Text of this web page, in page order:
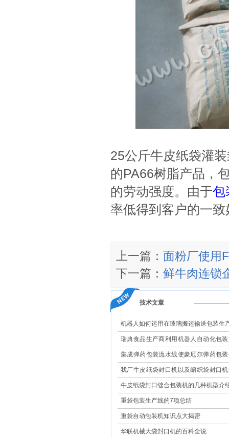
25公斤牛皮纸袋灌
的PA66树脂产品，
的劳动强度。由于包
率低得到客户的一
上一篇： 面粉厂使用
下一篇： 鲜牛肉连锁
技术文章
机器人如何运用在玻璃搬运输送包装生
瑞典食品生产商利用机器人自动化包
现高效改造
集成弹药包装流水线使豪厄尔弹药包
更安全
我厂牛皮纸袋封口机以及编织袋封口
果大展示
牛皮纸袋封口缝合包装机的几种机型介
重袋包装生产线的7项总结
重袋自动包装机知识点大揭密
华联机械大袋封口机的百科全说